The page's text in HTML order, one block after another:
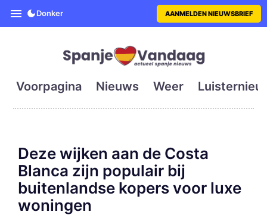
SpanjeVandaag is de eerste
Donker AANMELDEN NIEUWSBRIEF
Voorpagina Nieuws Weer
Deze wijken aan de Costa
Blanca zijn populair bij
buitenlandse kopers voor luxe
woningen